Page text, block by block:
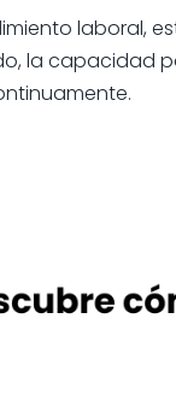
laboral,
la capacidad